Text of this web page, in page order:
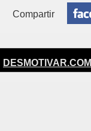
Compartir
DESMOTIVAR.COM